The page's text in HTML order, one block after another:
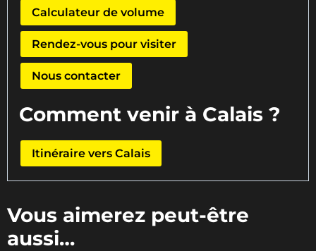
Calculateur de volume
Rendez-vous pour visiter
Nous contacter
Comment venir à Calais ?
Itinéraire vers Calais
Vous aimerez peut-être
aussi…